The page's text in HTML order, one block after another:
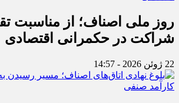
روز ملی اصناف؛ از مناسبت
شراکت در حکمرانی اقتصادی
22 ژوئن 2026 - 14:57